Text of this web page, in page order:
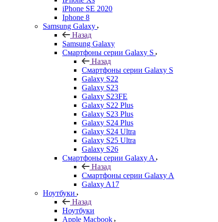
iPhone SE 2020
Iphone 8
Samsung Galaxy
Назад
Samsung Galaxy
Смартфоны серии Galaxy S
Назад
Смартфоны серии Galaxy S
Galaxy S22
Galaxy S23
Galaxy S23FE
Galaxy S22 Plus
Galaxy S23 Plus
Galaxy S24 Plus
Galaxy S24 Ultra
Galaxy S25 Ultra
Galaxy S26
Смартфоны серии Galaxy A
Назад
Смартфоны серии Galaxy A
Galaxy A17
Ноутбуки
Назад
Ноутбуки
Apple Macbook